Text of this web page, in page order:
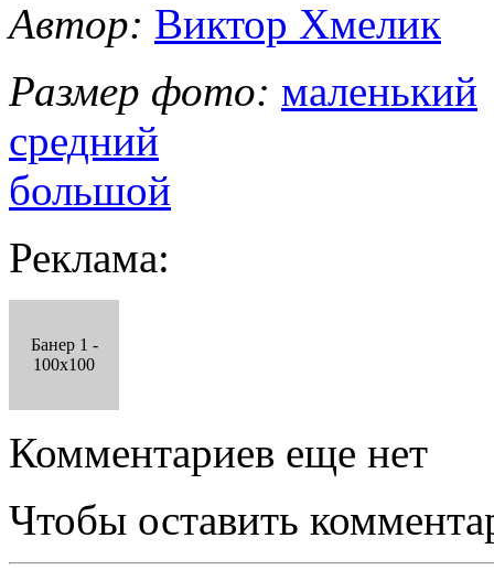
Автор: Виктор Хмелик
Размер фото: маленький
средний
большой
Реклама:
Банер 1 -
100x100
Комментариев еще нет
Чтобы оставить